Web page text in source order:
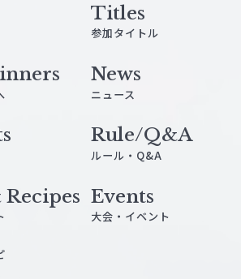
Titles
参加タイトル
News
ニュース
Recipes Events
大会・イベント
Rule/Q&A
ルール・Q&A